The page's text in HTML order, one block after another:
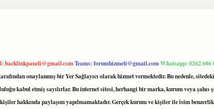
backlinkpaneli@gmail.comTeams:forumhizmeti@gmail.comWhatsapp: 0262 606
onaylanmış bir Yer Sağlayıcı olarak hizmet vermektedir. Bu nedenle,
kabul etmiş sayılırlar. Bu internet sitesi, herhangi bir marka, kurum veya şahıs
hakkında paylaşım yapılmamaktadır. Gerçek kurum ve kişiler ile isim